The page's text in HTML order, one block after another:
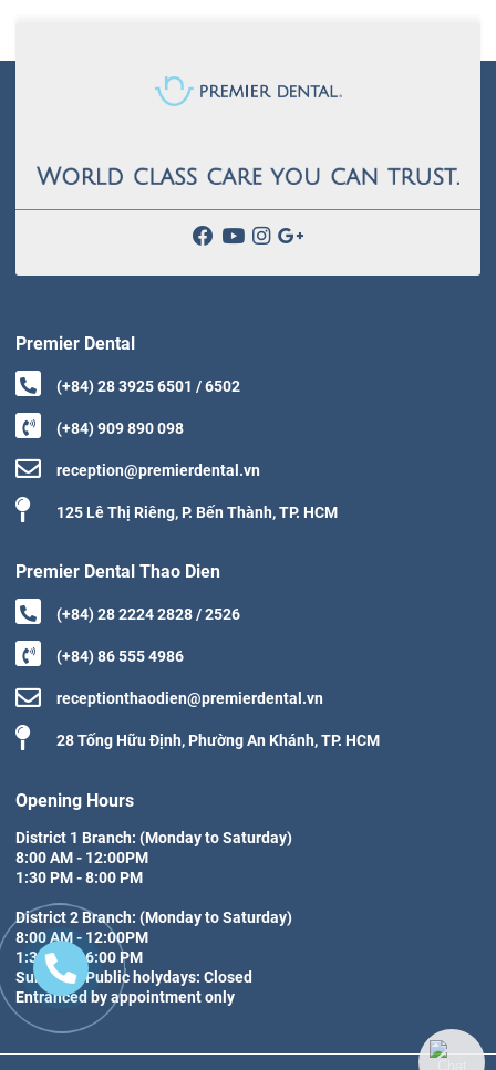
Premier Dental
(+84) 28 3925 6501 / 6502
(+84) 909 890 098
reception@premierdental.vn
125 Lê Thị Riêng, P. Bến Thành, TP. HCM
Premier Dental Thao Dien
(+84) 28 2224 2828 / 2526
(+84) 86 555 4986
receptionthaodien@premierdental.vn
28 Tống Hữu Định, Phường An Khánh, TP. HCM
Opening Hours
District 1 Branch: (Monday to Saturday)
8:00 AM - 12:00PM
1:30 PM - 8:00 PM
District 2 Branch: (Monday to Saturday)
8:00 AM - 12:00PM
1:30 PM - 6:00 PM
Sunday & Public holydays: Closed
Entranced by appointment only